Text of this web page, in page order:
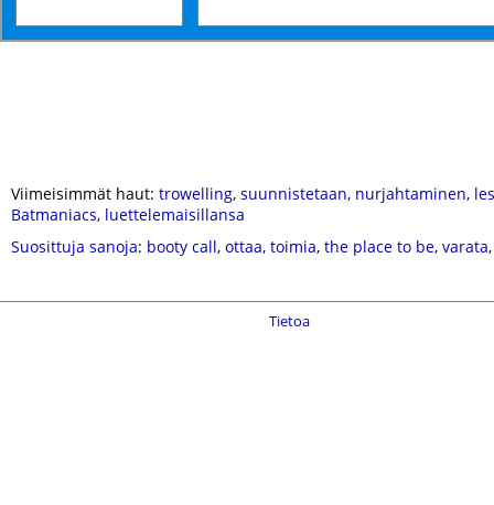
Viimeisimmät haut: trowelling, suunnistetaan, nurjahtaminen,
Batmaniacs, luettelemaisillansa
Suosittuja sanoja: booty call, ottaa, toimia, the place to be, varata
Tietoa